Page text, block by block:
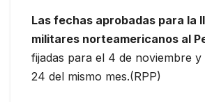
Las fechas aprobadas para la
militares norteamericanos al
fijadas para el 4 de noviembre
24 del mismo mes.(RPP)